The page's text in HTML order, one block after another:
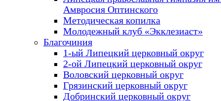
Амвросия Оптинского
Методическая копилка
Молодежный клуб «Экклезиаст»
Благочиния
1-ый Липецкий церковный округ
2-ой Липецкий церковный округ
Воловский церковный округ
Грязинский церковный округ
Добринский церковный округ